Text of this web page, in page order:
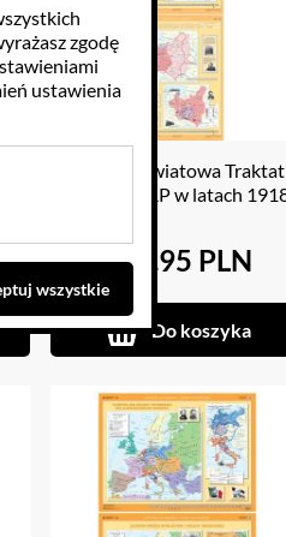
I Wojna Światowa Traktat
Wersalski/RP w latach
208.95 PLN
Do koszyka
zgodę
ustawienia
wszystkie